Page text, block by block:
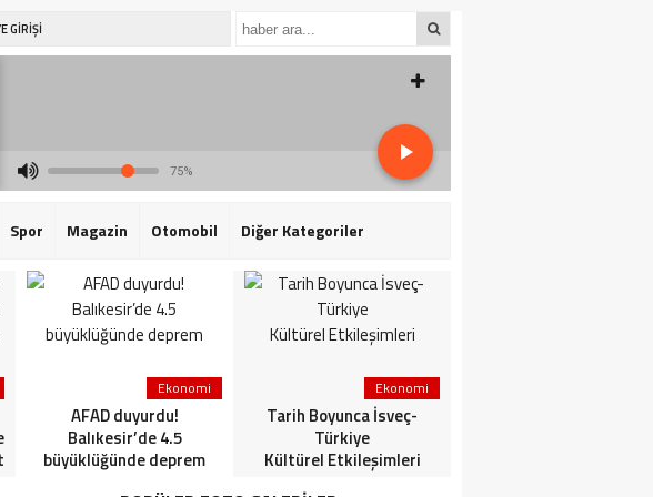
GİRİŞİ
75%
Spor Magazin Otomobil Diğer Kategoriler
Ekonomi
AFAD duyurdu!
Balıkesir’de 4.5
büyüklüğünde deprem
Ekonomi
Tarih Boyunca İsveç-
Türkiye
Kültürel Etkileşimleri